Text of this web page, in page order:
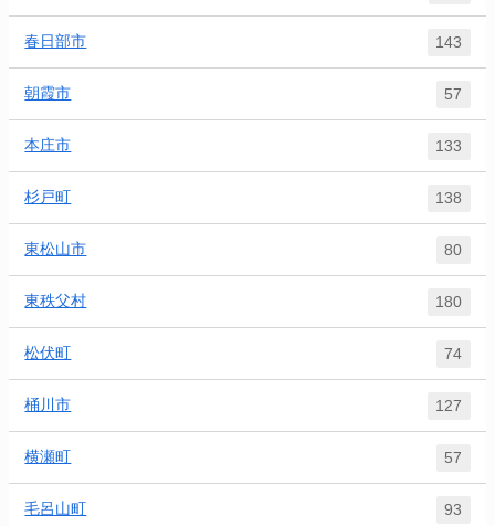
春日部市 143
朝霞市 57
本庄市 133
杉戸町 138
東松山市 80
東秩父村 180
松伏町 74
桶川市 127
横瀬町 57
毛呂山町 93